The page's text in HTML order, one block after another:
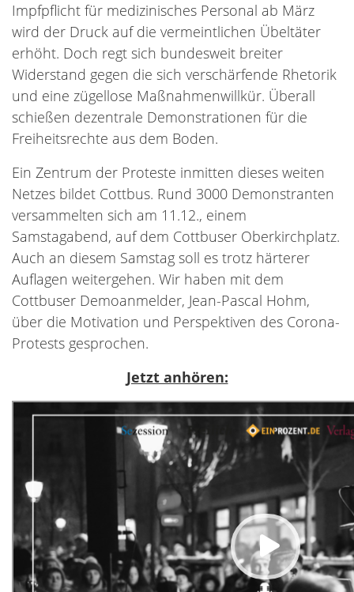
Impfpflicht für medizinisches Personal ab März
wird der Druck auf die vermeintlichen Übeltäter
erhöht. Doch regt sich bundesweit breiter
Widerstand gegen die sich verschärfende Rhetorik
und eine zügellose Maßnahmenwillkür. Überall
schießen dezentrale Demonstrationen für die
Freiheitsrechte aus dem Boden.
Ein Zentrum der Proteste inmitten dieses weiten
Netzes bildet Cottbus. Rund 3000 Demonstranten
versammelten sich am 11.12., einem
Samstagabend, auf dem Cottbuser Oberkirchplatz.
Auch an diesem Samstag soll es trotz härterer
Auflagen weitergehen. Wir haben mit dem
Cottbuser Demoanmelder, Jean-Pascal Hohm,
über die Motivation und Perspektiven des Corona-
Protests gesprochen.
Jetzt anhören: